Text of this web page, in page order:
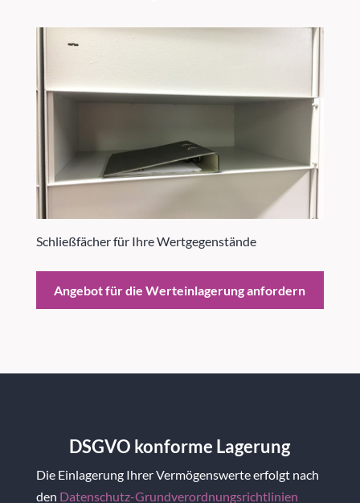
Schließfächer für Ihre Wertgegenstände
Angebot für die Werteinlagerung anfordern
DSGVO konforme Lagerung
Die Einlagerung Ihrer Vermögenswerte erfolgt nach
den Datenschutz-Grundverordnungsrichtlinien